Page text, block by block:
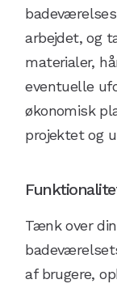
arbejdet, og
materialer,
eventuelle
økonomisk
projektet og
Tænk over
af brugere,